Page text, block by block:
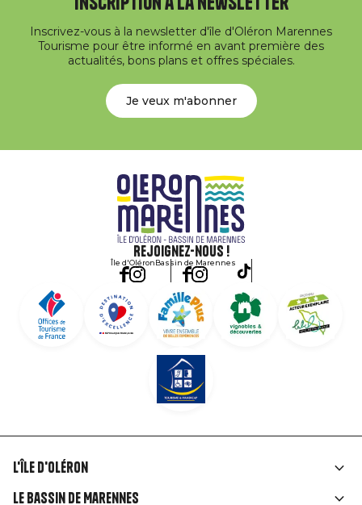
Inscrivez-vous à la newsletter d'île d'Oléron Marennes
Tourisme pour être informé en avant première des
actualités, bons plans et offres spéciales.
Je veux m'abonner
Rejoignez-nous !
Île d'OléronBassin de Marennes
Liens
L'île d'Oléron
Le Bassin de Marennes